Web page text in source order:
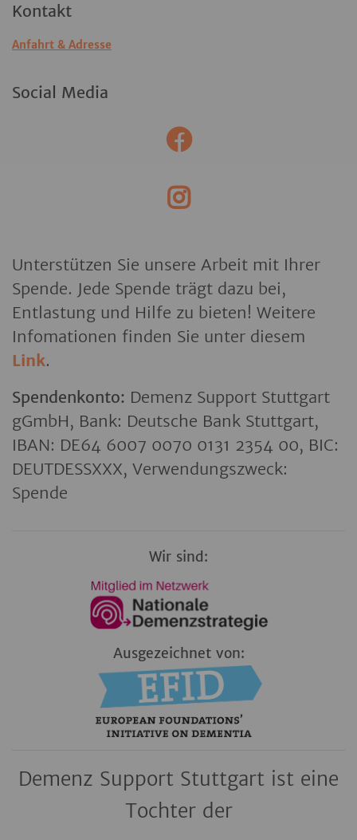
Kontakt
Anfahrt & Adresse
Social Media
Unterstützen Sie unsere Arbeit mit Ihrer
Spende. Jede Spende trägt dazu bei,
Entlastung und Hilfe zu bieten! Weitere
Infomationen finden Sie unter diesem
Link.
Spendenkonto: Demenz Support Stuttgart
gGmbH, Bank: Deutsche Bank Stuttgart,
IBAN: DE64 6007 0070 0131 2354 00, BIC:
DEUTDESSXXX, Verwendungszweck:
Spende
Wir sind:
Ausgezeichnet von:
Demenz Support Stuttgart ist eine
Tochter der